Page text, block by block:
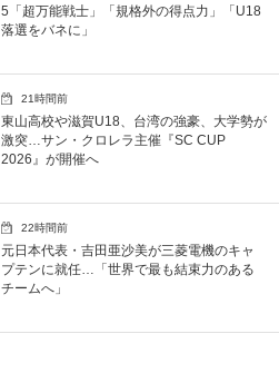
5「超万能戦士」「規格外の得点力」「U18
落選をバネに」
21時間前
東山高校や滋賀U18、台湾の強豪、大学勢が
激突…サン・クロレラ主催『SC CUP
2026』が開催へ
22時間前
元日本代表・吉田亜沙美が三菱電機のキャ
プテンに就任…「世界で最も結束力のある
チームへ」